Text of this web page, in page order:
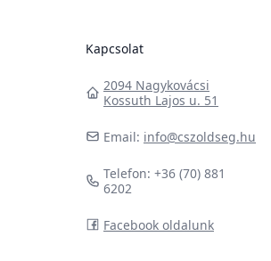
Kapcsolat
2094 Nagykovácsi
Kossuth Lajos u. 51
Email: info@cszoldseg.hu
Telefon: +36 (70) 881
6202
Facebook oldalunk